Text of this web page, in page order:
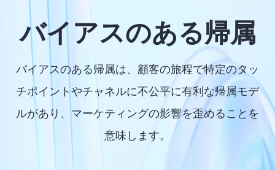
ソリューション
リソース
会社
バイアスのある帰属
バイアスのある帰属は、顧客の旅程で特定のタッ
チポイントやチャネルに不公平に有利な帰属モデ
ルがあり、マーケティングの影響を歪めることを
意味します。